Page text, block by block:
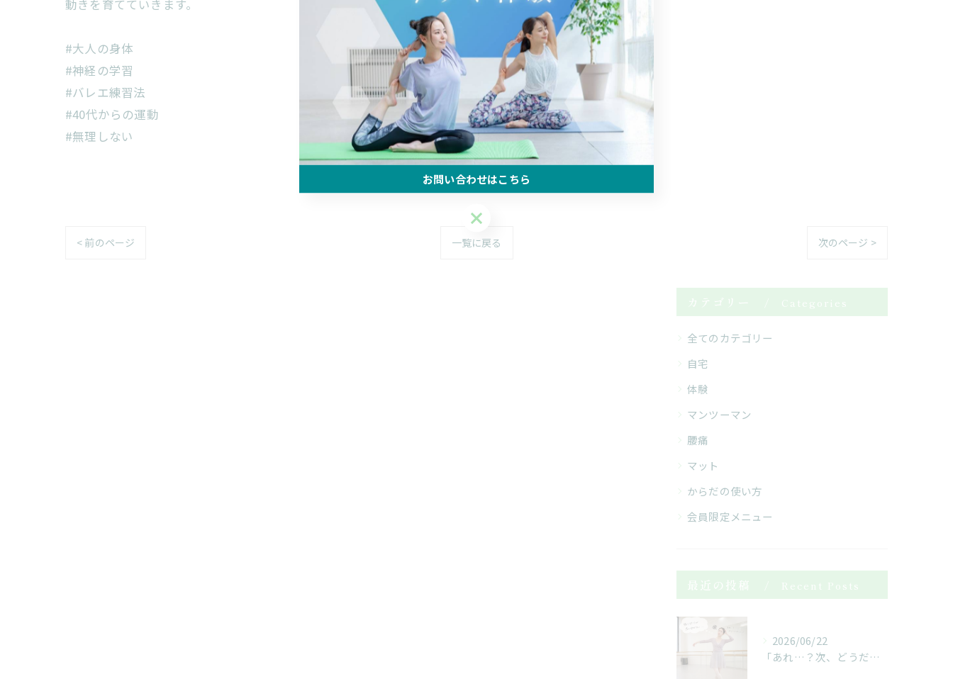
動きを育てていきます。
#大人の身体
#神経の学習
#バレエ練習法
#40代からの運動
#無理しない
< 前のページ 一覧に戻る 次のページ >
カテゴリー Categories
全てのカテゴリー
自宅
体験
マンツーマン
腰痛
マット
からだの使い方
会員限定メニュー
最近の投稿 Recent Posts
2026/06/22
「あれ…？次、どうだったっけ…？」
お問い合わせはこちら
お問い合わせはこちら